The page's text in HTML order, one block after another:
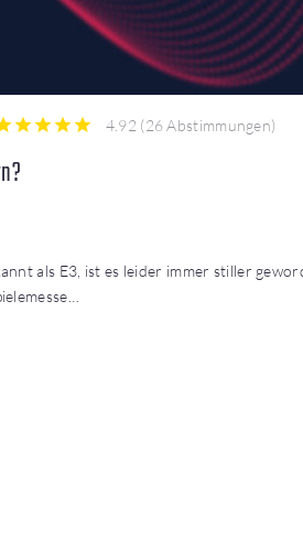
4.92 (26 Abstimmungen)
als E3, ist es leider immer stiller